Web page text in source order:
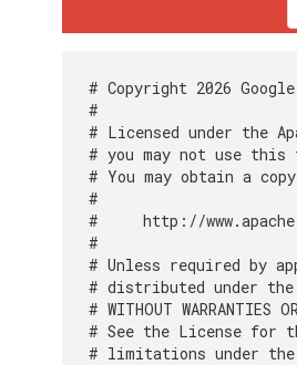
# Copyright 2026
#
# Licensed under the
# you may not use
# You may obtain a
#
#     http://
#
# Unless required by
# distributed under
# WITHOUT
# See the License for
# limitations under the